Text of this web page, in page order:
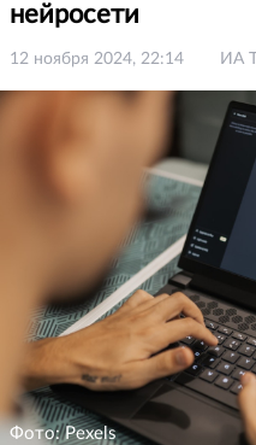
нейросети
12 ноября 2024, 22:14 ИА
Фото: Pexels